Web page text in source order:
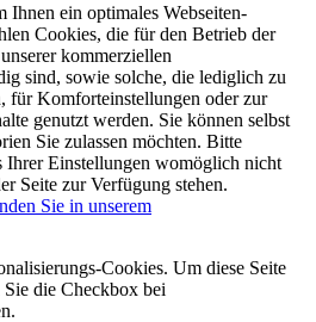
Ihnen ein optimales Webseiten-
Cookies, die für den Betrieb der
kommerziellen
sind, sowie solche, die lediglich zu
für Komforteinstellungen oder zur
genutzt werden. Sie können selbst
Sie zulassen möchten. Bitte
Ihrer Einstellungen womöglich nicht
Seite zur Verfügung stehen.
Sie in unserem
Cookies. Um diese Seite
Sie die Checkbox bei